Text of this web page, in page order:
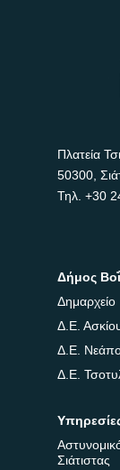
Πλατεία
50300,
Τηλ. +30
Δήμος
Δημαρχείο
Δ.Ε.
Δ.Ε.
Δ.Ε.
Σιάτιστας